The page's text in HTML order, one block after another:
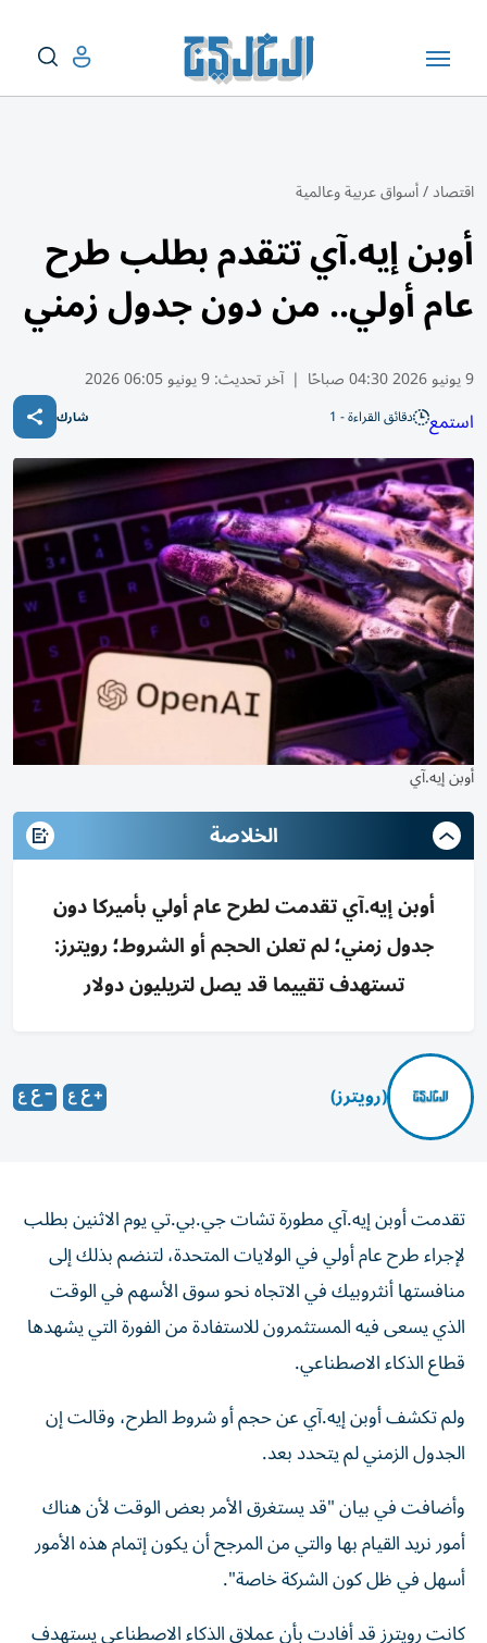
اقتصاد/أسواق عربية وعالمية
أوبن إيه.آي تتقدم بطلب طرح
عام أولي.. من دون جدول زمني
9 يونيو 2026 04:30 صباحًا | آخر تحديث:9 يونيو 06:05 2026
استمع دقائق القراءة - 1 شارك
أوبن إيه.آي
الخلاصة
أوبن إيه.آي تقدمت لطرح عام أولي بأميركا دون
جدول زمني؛ لم تعلن الحجم أو الشروط؛ رويترز:
تستهدف تقييما قد يصل لتريليون دولار
(رويترز)
تقدمت أوبن إيه.آي مطورة تشات جي.بي.تي يوم الاثنين بطلب
لإجراء طرح عام ‌أولي في الولايات المتحدة، لتنضم بذلك إلى
منافستها ​أنثروبيك ⁠في الاتجاه نحو سوق الأسهم في ‌الوقت
الذي يسعى ‌فيه المستثمرون للاستفادة من الفورة التي يشهدها
قطاع الذكاء الاصطناعي.
ولم تكشف أوبن إيه.آي عن حجم ‌أو شروط الطرح، وقالت إن
الجدول الزمني لم ⁠يتحدد بعد.
وأضافت في بيان "قد يستغرق الأمر بعض الوقت لأن هناك
أمور نريد القيام بها والتي من المرجح أن يكون إتمام هذه الأمور
أسهل في ظل كون الشركة خاصة".
كانت ​رويترز قد أفادت بأن عملاق الذكاء ‌الاصطناعي يستهدف